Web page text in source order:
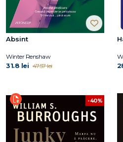
Absint
Winter Renshaw
31.8 lei 47.57 lei
-40%